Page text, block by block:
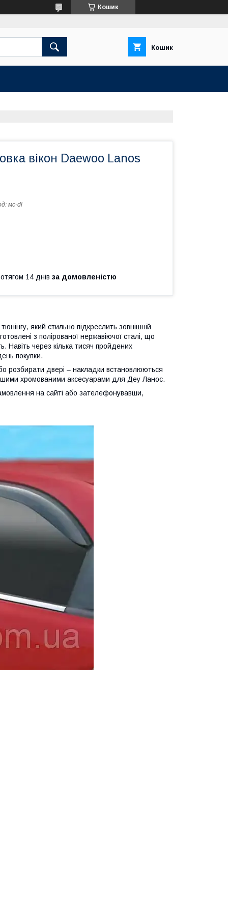
Кошик
Кошик
вікон Daewoo Lanos
мс-dl
14 днів за домовленістю
який стильно підкреслить зовнішній
з полірованої нержавіючої сталі, що
Навіть через кілька тисяч пройдених
покупки.
розбирати двері – накладки встановлюються
хромованими аксесуарами для Деу Ланос.
на сайті або зателефонувавши,